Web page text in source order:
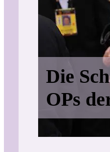
Die
OPs